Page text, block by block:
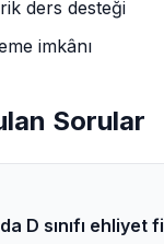
ders desteği
imkânı
Sorular
D sınıfı ehliyet